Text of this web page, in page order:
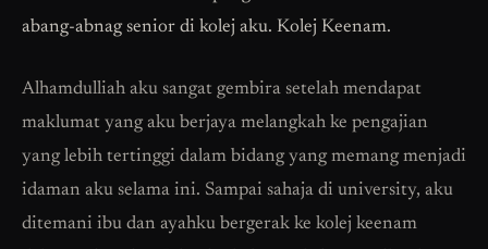
abang-abnag senior di kolej aku. Kolej Keenam.
Alhamdulliah aku sangat gembira setelah mendapat
maklumat yang aku berjaya melangkah ke pengajian
yang lebih tertinggi dalam bidang yang memang menjadi
idaman aku selama ini. Sampai sahaja di university, aku
ditemani ibu dan ayahku bergerak ke kolej keenam